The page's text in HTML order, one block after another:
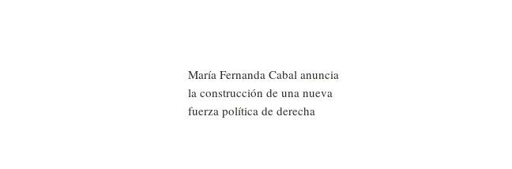
María Fernanda Cabal anuncia
la construcción de una nueva
fuerza política de derecha